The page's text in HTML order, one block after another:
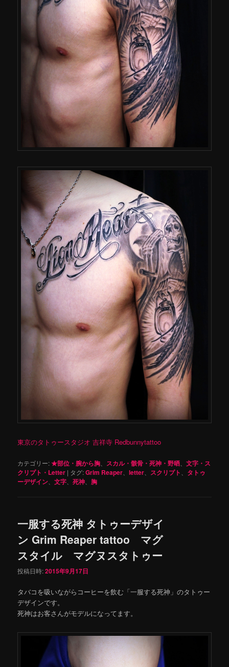
東京のタトゥースタジオ 吉祥寺 Redbunnytattoo
カテゴリー:★部位・腕から胸 スカル・骸骨・死神・野晒 、文字・ス
クリプト・Letter | タグ:Grim Reaper 、letter スクリプト
タトゥ
ーデザイン 、文字 、死神 胸
一服する死神 タトゥーデザイ
ン Grim Reaper tattoo マグ
スタイル マグヌスタトゥー
投稿日時:2015年9月17日
タバコを吸いながらコーヒーを飲む「一服する死神」のタトゥー
デザインです。
死神はお客さんがモデルになってます。